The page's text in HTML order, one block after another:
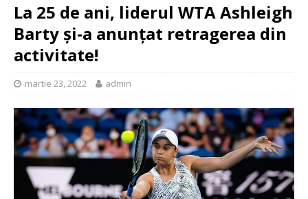
La 25 de ani, liderul WTA Ashleigh
Barty şi-a anunţat retragerea din
activitate!
martie 23, 2022 admin